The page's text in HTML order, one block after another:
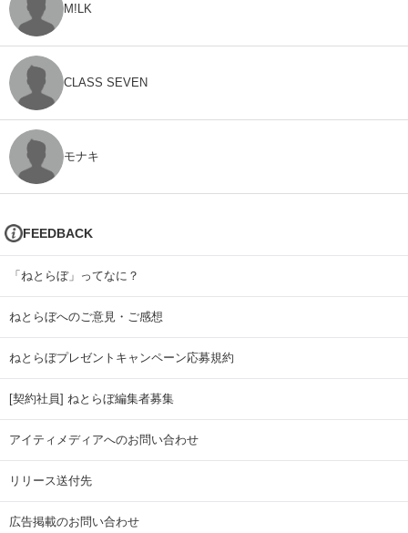
M!LK
CLASS SEVEN
モナキ
FEEDBACK
「ねとらぼ」ってなに？
ねとらぼへのご意見・ご感想
ねとらぼプレゼントキャンペーン応募規約
[契約社員] ねとらぼ編集者募集
アイティメディアへのお問い合わせ
リリース送付先
広告掲載のお問い合わせ